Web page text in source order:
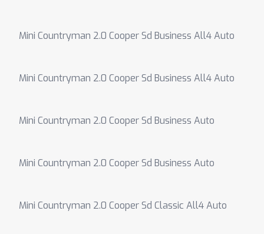
Mini Countryman 2.0 Cooper Sd Business All4 Auto
Mini Countryman 2.0 Cooper Sd Business All4 Auto
Mini Countryman 2.0 Cooper Sd Business Auto
Mini Countryman 2.0 Cooper Sd Business Auto
Mini Countryman 2.0 Cooper Sd Classic All4 Auto